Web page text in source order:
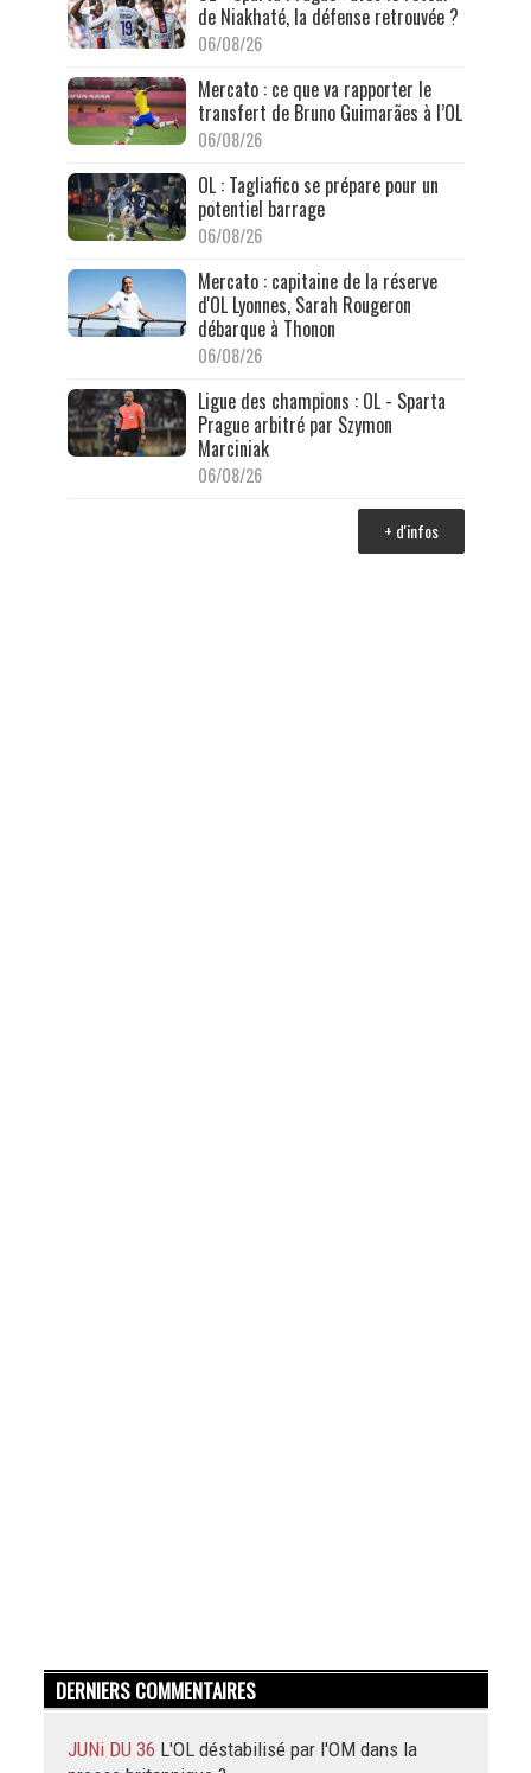
de Niakhaté, la défense retrouvée ?
06/08/26
Mercato : ce que va rapporter le
transfert de Bruno Guimarães à l’OL
06/08/26
OL : Tagliafico se prépare pour un
potentiel barrage
06/08/26
Mercato : capitaine de la réserve
d'OL Lyonnes, Sarah Rougeron
débarque à Thonon
06/08/26
Ligue des champions : OL - Sparta
Prague arbitré par Szymon
Marciniak
06/08/26
+ d'infos
DERNIERS COMMENTAIRES
JUNi DU 36 L'OL déstabilisé par l'OM dans la